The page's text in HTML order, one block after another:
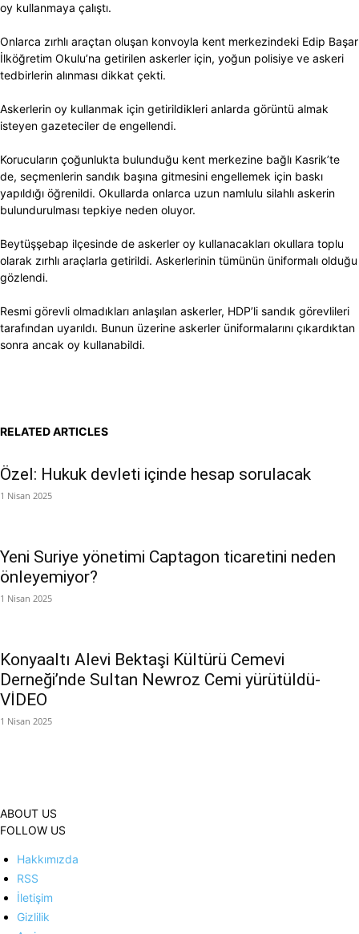
oy kullanmaya çalıştı.
Onlarca zırhlı araçtan oluşan konvoyla kent merkezindeki Edip Başar
İlköğretim Okulu’na getirilen askerler için, yoğun polisiye ve askeri
tedbirlerin alınması dikkat çekti.
Askerlerin oy kullanmak için getirildikleri anlarda görüntü almak
isteyen gazeteciler de engellendi.
Korucuların çoğunlukta bulunduğu kent merkezine bağlı Kasrik’te
de, seçmenlerin sandık başına gitmesini engellemek için baskı
yapıldığı öğrenildi. Okullarda onlarca uzun namlulu silahlı askerin
bulundurulması tepkiye neden oluyor.
Beytüşşebap ilçesinde de askerler oy kullanacakları okullara toplu
olarak zırhlı araçlarla getirildi. Askerlerinin tümünün üniformalı olduğu
gözlendi.
Resmi görevli olmadıkları anlaşılan askerler, HDP’li sandık görevlileri
tarafından uyarıldı. Bunun üzerine askerler üniformalarını çıkardıktan
sonra ancak oy kullanabildi.
RELATED ARTICLES
Özel: Hukuk devleti içinde hesap sorulacak
1 Nisan 2025
Yeni Suriye yönetimi Captagon ticaretini neden
önleyemiyor?
1 Nisan 2025
Konyaaltı Alevi Bektaşi Kültürü Cemevi
Derneği’nde Sultan Newroz Cemi yürütüldü-
VİDEO
1 Nisan 2025
ABOUT US
FOLLOW US
Hakkımızda
RSS
İletişim
Gizlilik